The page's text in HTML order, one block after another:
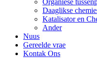
Organiese
Daaglikse
Katalisator en
Ander
Nuus
Gereelde vrae
Kontak Ons